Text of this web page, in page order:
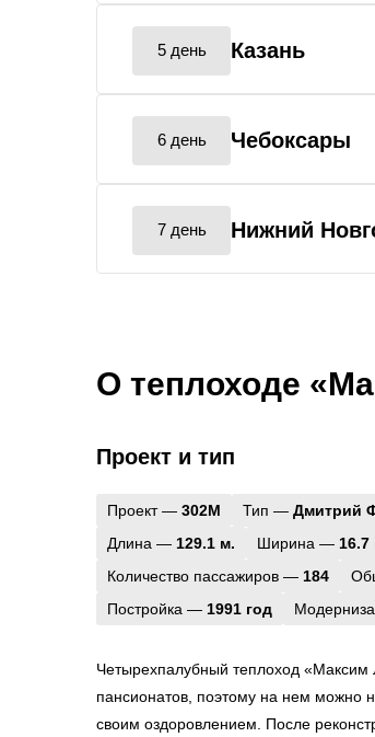
5 день Казань
6 день Чебоксары
7 день Нижний
О теплоходе
Проект и тип
Проект — 302М Тип — Дмитрий
Длина — 129.1 м. Ширина — 16.7
Количество пассажиров — 184
Постройка — 1991 год
Четырехпалубный теплоход «Максим
пансионатов, поэтому на нем можно
своим оздоровлением. После